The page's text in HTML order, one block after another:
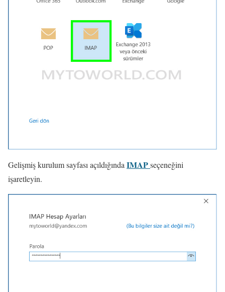
Gelişmiş kurulum sayfası açıldığında IMAPseçeneğini
işaretleyin.